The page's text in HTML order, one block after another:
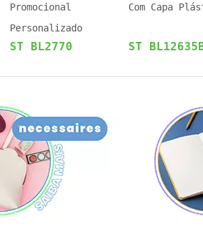
Promocional
Personalizado
ST BL2770
Com Capa
ST